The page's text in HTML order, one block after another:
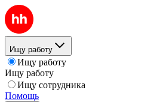
Ищу работу
Ищу работу
Ищу работу
Ищу сотрудника
Помощь